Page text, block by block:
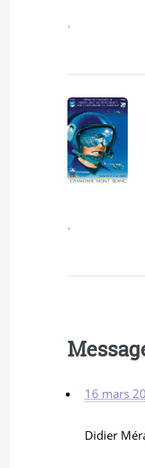
.
.
16 mars
Didier